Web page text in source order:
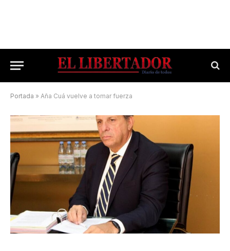
Portada » Aña Cuá vuelve a tomar fuerza